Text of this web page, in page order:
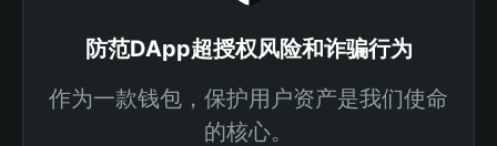
防范DApp超授权风险和诈骗行为
作为一款钱包，保护用户资产是我们使命
的核心。